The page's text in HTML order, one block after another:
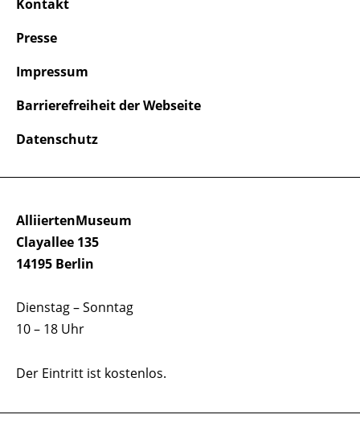
AlliiertenMuseum
Clayallee 135
14195 Berlin
Dienstag – Sonntag
10 – 18 Uhr
Der Eintritt ist kostenlos.
Kontakt
Presse
Impressum
Barrierefreiheit der Webseite
Datenschutz